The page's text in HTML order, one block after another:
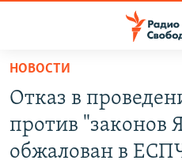
упрощенного
доступа
основному
ПОДКАСТЫ
АВТОРСКИЕ ПРОЕКТЫ
НОВОСТИ
Отказ в
против "законов
обжалован в